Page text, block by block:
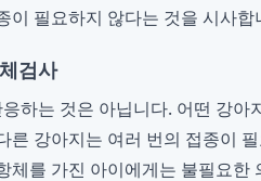
이 필요하지 않다는 것을 시사합
검사
하는 것은 아닙니다. 어떤 강아
른 강아지는 여러 번의 접종이
체를 가진 아이에게는 불필요한